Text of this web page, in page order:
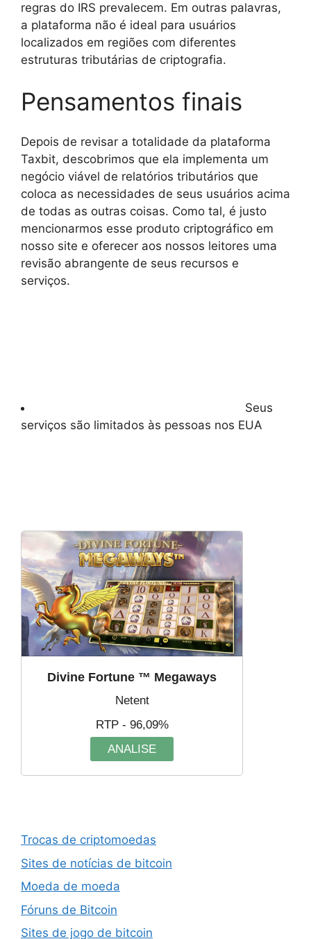
regras do IRS prevalecem. Em outras palavras,
a plataforma não é ideal para usuários
localizados em regiões com diferentes
estruturas tributárias de criptografia.
Pensamentos finais
Depois de revisar a totalidade da plataforma
Taxbit, descobrimos que ela implementa um
negócio viável de relatórios tributários que
coloca as necessidades de seus usuários acima
de todas as outras coisas. Como tal, é justo
mencionarmos esse produto criptográfico em
nosso site e oferecer aos nossos leitores uma
revisão abrangente de seus recursos e
serviços.
Seus
serviços são limitados às pessoas nos EUA
Divine Fortune ™ Megaways
Netent
RTP - 96,09%
ANALISE
Trocas de criptomoedas
Sites de notícias de bitcoin
Moeda de moeda
Fóruns de Bitcoin
Sites de jogo de bitcoin